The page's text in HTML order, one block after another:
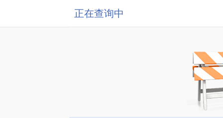
正在查询中